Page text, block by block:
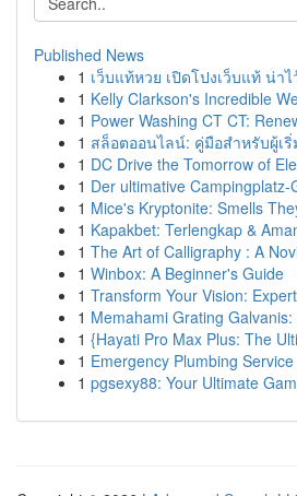
Published News
1 เว็บแท้หวย เปิดโปงเว็บแท้ น่าไ
1 Kelly Clarkson's Incredible
1 Power Washing CT CT:
1 สล็อตออนไลน์: คู่มือสำหรับผู้เ
1 DC Drive the Tomorrow of
1 Der ultimative
1 Mice's Kryptonite: Smells
1 Kapakbet: Terlengkap &
1 The Art of Calligraphy : A
1 Winbox: A Beginner's Guide
1 Transform Your Vision:
1 Memahami Grating
1 {Hayati Pro Max Plus: The
1 Emergency Plumbing
1 pgsexy88: Your Ultimate